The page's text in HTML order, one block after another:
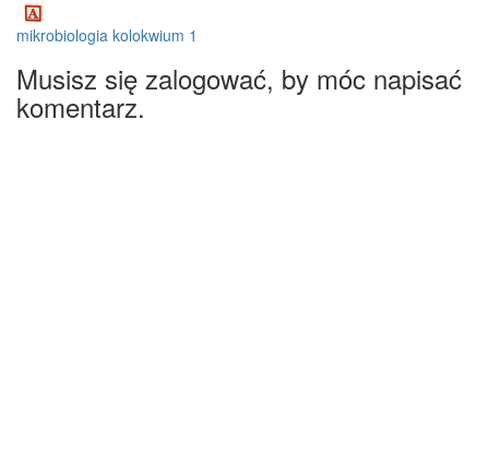
mikrobiologia kolokwium 1
Musisz się zalogować, by móc napisać
komentarz.